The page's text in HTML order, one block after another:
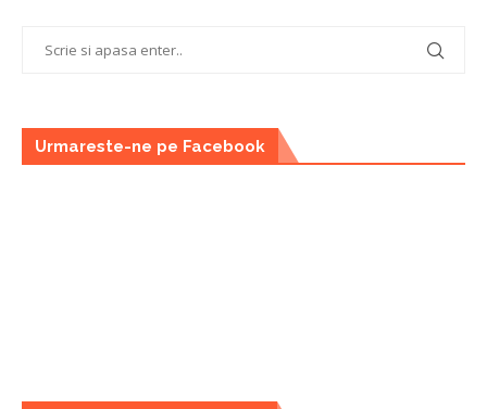
Urmareste-ne pe Facebook